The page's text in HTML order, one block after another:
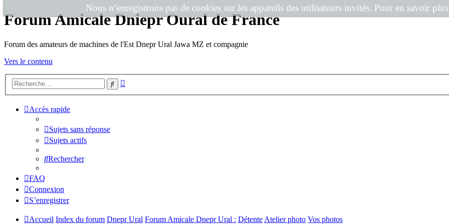
Nous n‘enregistrons pas de cookies sur les appareils des utilisateurs invités. Pour en savoir
Forum Amicale Dniepr Oural de France
Forum des amateurs de machines de l'Est Dnepr Ural Jawa MZ et compagnie
Vers le contenu
Rechercher
Accès rapide
Sujets sans réponse
Sujets actifs
Rechercher
FAQ
Connexion
S’enregistrer
Accueil Index du forum Dnepr Ural Forum Amicale Dnepr Ural : DétenteAtelier photo Vos photos